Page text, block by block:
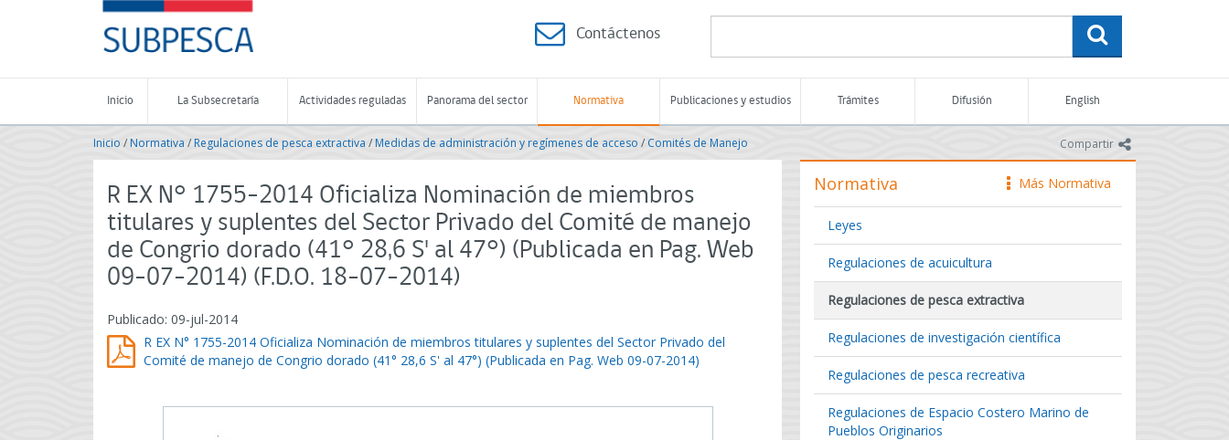
-
Subsecretaría
de
Pesca
Acuicultura
-
de
Chile
Contáctenos
Inicio La Subsecretaría Actividades reguladas Panorama del sector Normativa Publicaciones y estudios Trámites Difusión English
Compartir icono
Inicio /Normativa / Regulaciones de pesca extractiva /Medidas de administración y regímenes de acceso / Comités de Manejo
R EX N° 1755-2014 Oficializa Nominación de miembros
titulares y suplentes del Sector Privado del Comité de manejo
de Congrio dorado (41° 28,6 S' al 47°) (Publicada en Pag. Web
09-07-2014) (F.D.O. 18-07-2014)
Publicado: 09-jul-2014
R EX N° 1755-2014 Oficializa Nominación de miembros titulares y suplentes del Sector Privado del
Comité de manejo de Congrio dorado (41° 28,6 S' al 47°) (Publicada en Pag. Web 09-07-2014)
icono
Más Normativa
Normativa
Leyes
Regulaciones de acuicultura
Regulaciones de pesca extractiva
Regulaciones de investigación científica
Regulaciones de pesca recreativa
Regulaciones de Espacio Costero Marino de
Pueblos Originarios